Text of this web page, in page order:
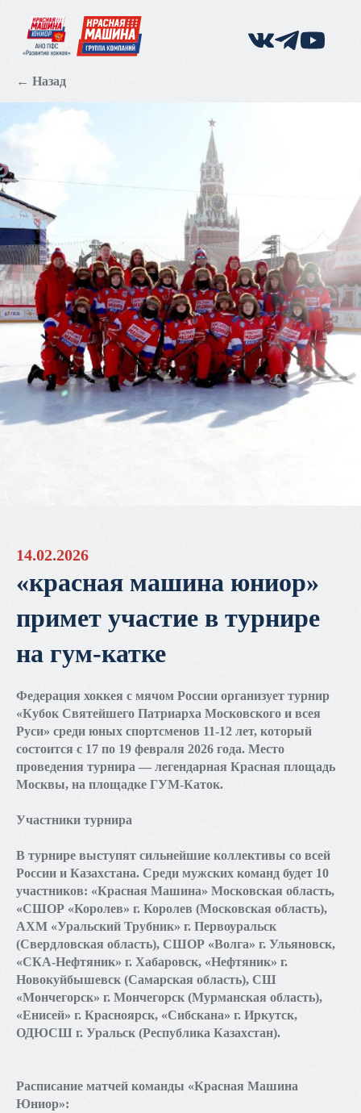
← Назад
14.02.2026
«красная машина юниор»
примет участие в турнире
на гум-катке
Федерация хоккея с мячом России организует турнир
«Кубок Святейшего Патриарха Московского и всея
Руси» среди юных спортсменов 11-12 лет, который
состоится с 17 по 19 февраля 2026 года. Место
проведения турнира — легендарная Красная площадь
Москвы, на площадке ГУМ-Каток.
Участники турнира
В турнире выступят сильнейшие коллективы со всей
России и Казахстана. Среди мужских команд будет 10
участников: «Красная Машина» Московская область,
«СШОР «Королев» г. Королев (Московская область),
АХМ «Уральский Трубник» г. Первоуральск
(Свердловская область), СШОР «Волга» г. Ульяновск,
«СКА-Нефтяник» г. Хабаровск, «Нефтяник» г.
Новокуйбышевск (Самарская область), СШ
«Мончегорск» г. Мончегорск (Мурманская область),
«Енисей» г. Красноярск, «Сибскана» г. Иркутск,
ОДЮСШ г. Уральск (Республика Казахстан).
Расписание матчей команды «Красная Машина
Юниор»: